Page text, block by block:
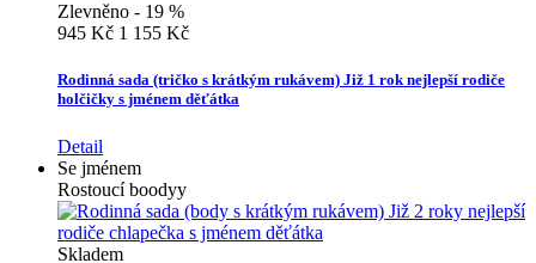
Zlevněno - 19 %
945 Kč 1 155 Kč
Rodinná sada (tričko s krátkým rukávem) Již 1 rok nejlepší rodiče
holčičky s jménem děťátka
Detail
Se jménem
Rostoucí boodyy
Skladem